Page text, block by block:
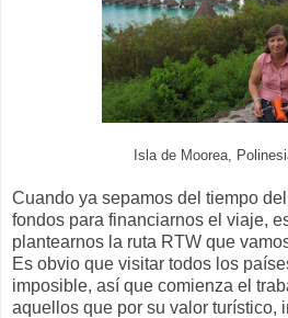
Isla de Moorea,
Cuando ya sepamos del tiempo
fondos para financiarnos el viaje,
plantearnos la ruta RTW que
Es obvio que visitar todos los
imposible, así que comienza el
aquellos que por su valor turístico,